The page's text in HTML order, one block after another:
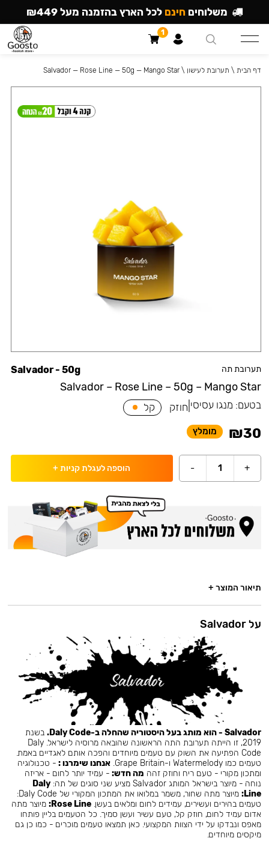
תערובת תה
Salvador – Rose Line – 50g – Mango Star
Salvador - 50g
בטעם: מנגו עסיסי חוזק קל
₪30 מומלץ
+
1
- הוספה לעגלת קניות +
דף הבית \ תערובת לעישון \
Salvador — Rose Line — 50g — Mango Star
תיאור המוצר +
על Salvador
Salvador - הוא מותג בעל היסטוריה שהחלה ב-Daly Code.
בשנת
2019, זו הייתה תערובת התה הראשונה שהובאה מרוסיה לישראל. Daly
Code הפתיעה את השוק עם טעמים מיוחדים והפכה אותם לאגדיים באמת.
טעמים כמו Watermelody ו-Grape Britain.
אנחנו שימרנו : - טכנולוגיה
ומתכון מקורי - טעם ריח וחוזק זהה מה חדש: - עמיד יותר לחום - אריזה
נוחה - מיוצר בישראל המותג Salvador מציע שני סוגים של תה:
Daly
Line:
מיוצר מתה שחור, משמר במלואו את המתכון המקורי של Daly Code:
טעמים בהירים ועשירים, עמידים לחום ומלאים בעשן.Rose Line: מיוצר מתה
אדום עמיד לחום, חוזק קל, טעם עשיר ועשן סמיך. כל הטעמים בליין פותחו
מאפס ונבדקו על ידי הצוות המקצועי. כאן תמצאו טעמים מוכרים - כמו כן גם
מיקסים מיוחדים.
משלוחים חינם לכל הארץ בהזמנה מעל ₪449
1